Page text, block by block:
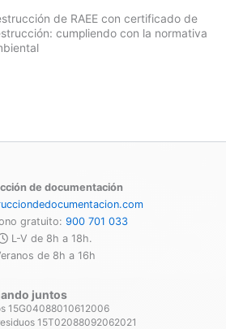
de RAEE con certificado de
cumpliendo con la normativa
de documentación
gratuito: 900 701 033
L-V de 8h a 18h.
de 8h a 16h
juntos
15G04088010612006
15T02088092062021